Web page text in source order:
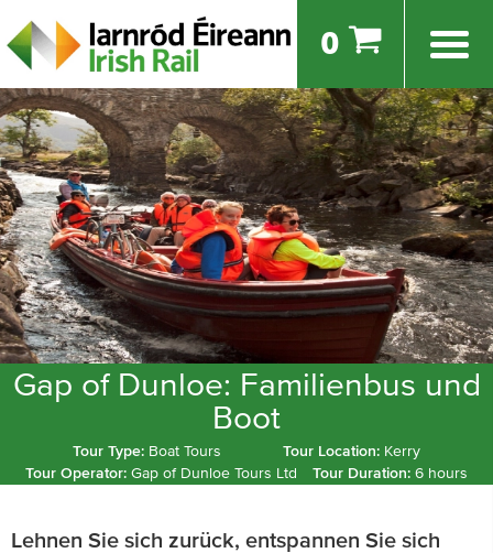
0
Gap of Dunloe: Familienbus und
Boot
Tour Type: Boat Tours Tour Location: Kerry
Tour Operator:Gap of Dunloe Tours Ltd Tour Duration: 6 hours
Lehnen Sie sich zurück, entspannen Sie sich